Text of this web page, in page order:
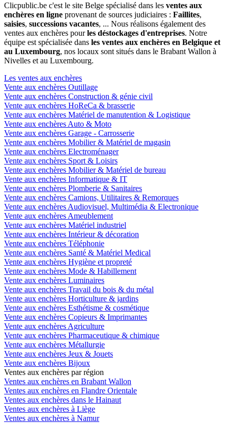
Clicpublic.be c'est le site Belge spécialisé dans les ventes aux
enchères en ligne provenant de sources judiciaires : Faillites,
saisies, successions vacantes, ... Nous réalisons également des
ventes aux enchères pourles déstockages d'entreprises. Notre
équipe est spécialisée dans les ventes aux enchères en Belgique et
au Luxembourg, nos locaux sont situés dans le Brabant Wallon à
Nivelles et au Luxembourg.
Les ventes aux enchères
Vente aux enchères Outillage
Vente aux enchères Construction & génie civil
Vente aux enchères HoReCa & brasserie
Vente aux enchères Matériel de manutention & Logistique
Vente aux enchères Auto & Moto
Vente aux enchères Garage - Carrosserie
Vente aux enchères Mobilier & Matériel de magasin
Vente aux enchères Electroménager
Vente aux enchères Sport & Loisirs
Vente aux enchères Mobilier & Matériel de bureau
Vente aux enchères Informatique & IT
Vente aux enchères Plomberie & Sanitaires
Vente aux enchères Camions, Utilitaires & Remorques
Vente aux enchères Audiovisuel, Multimédia & Electronique
Vente aux enchères Ameublement
Vente aux enchères Matériel industriel
Vente aux enchères Intérieur & décoration
Vente aux enchères Téléphonie
Vente aux enchères Santé & Matériel Medical
Vente aux enchères Hygiène et propreté
Vente aux enchères Mode & Habillement
Vente aux enchères Luminaires
Vente aux enchères Travail du bois & du métal
Vente aux enchères Horticulture & jardins
Vente aux enchères Esthétisme & cosmétique
Vente aux enchères Copieurs & Imprimantes
Vente aux enchères Agriculture
Vente aux enchères Pharmaceutique & chimique
Vente aux enchères Métallurgie
Vente aux enchères Jeux & Jouets
Vente aux enchères Bijoux
Ventes aux enchères par région
Ventes aux enchères en Brabant Wallon
Ventes aux enchères en Flandre Orientale
Ventes aux enchères dans le Hainaut
Ventes aux enchères à Liège
Ventes aux enchères à Namur